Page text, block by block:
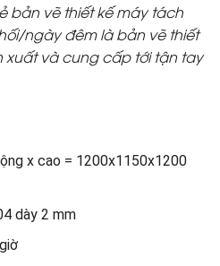
bản vẽ thiết kế máy tách
ngày đêm là bản vẽ thiết
xuất và cung cấp tới tận tay
x cao = 1200x1150x1200
dày 2 mm